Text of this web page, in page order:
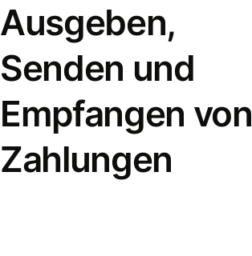
Ausgeben,
Senden und
Empfangen von
Zahlungen